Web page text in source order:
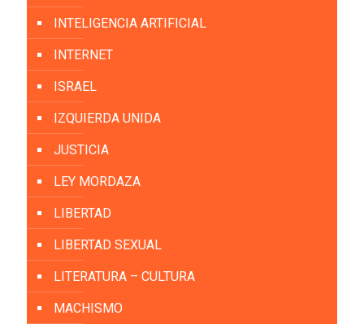
INTELIGENCIA ARTIFICIAL
INTERNET
ISRAEL
IZQUIERDA UNIDA
JUSTICIA
LEY MORDAZA
LIBERTAD
LIBERTAD SEXUAL
LITERATURA – CULTURA
MACHISMO